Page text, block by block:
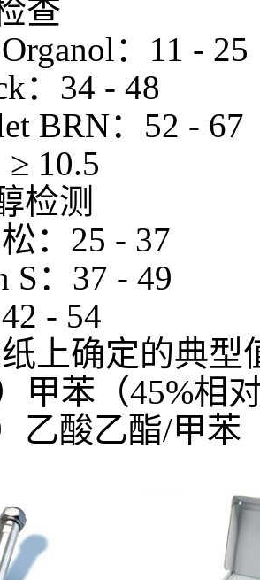
查
：11 - 25
：34 - 48
BRN：52 - 67
10.5
检测
：25 - 37
S：37 - 49
- 54
上确定的典型
甲苯（45%相
乙酸乙酯/甲苯